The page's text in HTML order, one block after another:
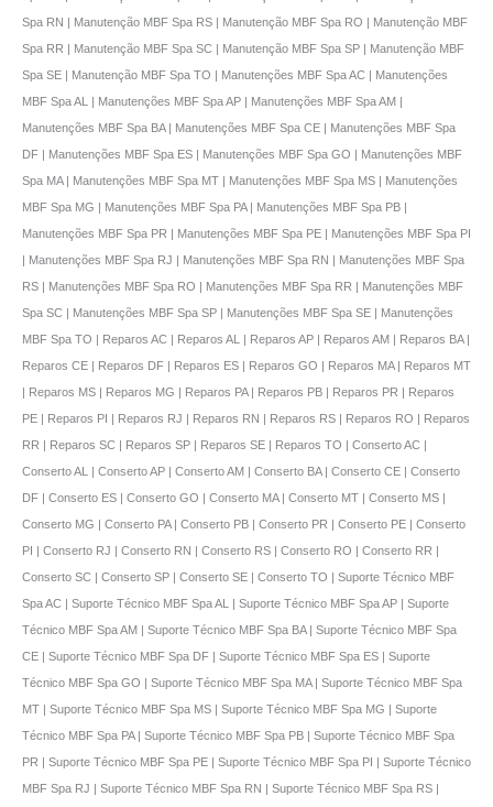
Spa RN | Manutenção MBF Spa RS | Manutenção MBF Spa RO | Manutenção MBF
Spa RR | Manutenção MBF Spa SC | Manutenção MBF Spa SP | Manutenção MBF
Spa SE | Manutenção MBF Spa TO | Manutenções MBF Spa AC | Manutenções
MBF Spa AL | Manutenções MBF Spa AP | Manutenções MBF Spa AM |
Manutenções MBF Spa BA | Manutenções MBF Spa CE | Manutenções MBF Spa
DF | Manutenções MBF Spa ES | Manutenções MBF Spa GO | Manutenções MBF
Spa MA | Manutenções MBF Spa MT | Manutenções MBF Spa MS | Manutenções
MBF Spa MG | Manutenções MBF Spa PA | Manutenções MBF Spa PB |
Manutenções MBF Spa PR | Manutenções MBF Spa PE | Manutenções MBF Spa PI
| Manutenções MBF Spa RJ | Manutenções MBF Spa RN | Manutenções MBF Spa
RS | Manutenções MBF Spa RO | Manutenções MBF Spa RR | Manutenções MBF
Spa SC | Manutenções MBF Spa SP | Manutenções MBF Spa SE | Manutenções
MBF Spa TO | Reparos AC | Reparos AL | Reparos AP | Reparos AM | Reparos BA |
Reparos CE | Reparos DF | Reparos ES | Reparos GO | Reparos MA | Reparos MT
| Reparos MS | Reparos MG | Reparos PA | Reparos PB | Reparos PR | Reparos
PE | Reparos PI | Reparos RJ | Reparos RN | Reparos RS | Reparos RO | Reparos
RR | Reparos SC | Reparos SP | Reparos SE | Reparos TO | Conserto AC |
Conserto AL | Conserto AP | Conserto AM | Conserto BA | Conserto CE | Conserto
DF | Conserto ES | Conserto GO | Conserto MA | Conserto MT | Conserto MS |
Conserto MG | Conserto PA | Conserto PB | Conserto PR | Conserto PE | Conserto
PI | Conserto RJ | Conserto RN | Conserto RS | Conserto RO | Conserto RR |
Conserto SC | Conserto SP | Conserto SE | Conserto TO | Suporte Técnico MBF
Spa AC | Suporte Técnico MBF Spa AL | Suporte Técnico MBF Spa AP | Suporte
Técnico MBF Spa AM | Suporte Técnico MBF Spa BA | Suporte Técnico MBF Spa
CE | Suporte Técnico MBF Spa DF | Suporte Técnico MBF Spa ES | Suporte
Técnico MBF Spa GO | Suporte Técnico MBF Spa MA | Suporte Técnico MBF Spa
MT | Suporte Técnico MBF Spa MS | Suporte Técnico MBF Spa MG | Suporte
Técnico MBF Spa PA | Suporte Técnico MBF Spa PB | Suporte Técnico MBF Spa
PR | Suporte Técnico MBF Spa PE | Suporte Técnico MBF Spa PI | Suporte Técnico
MBF Spa RJ | Suporte Técnico MBF Spa RN | Suporte Técnico MBF Spa RS |